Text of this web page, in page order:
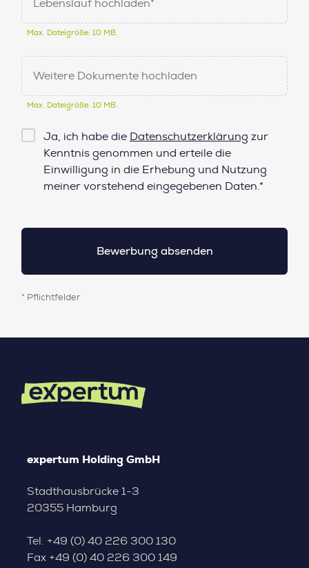
Lebenslauf hochladen*
Max. Dateigröße: 10 MB.
Weitere Dokumente hochladen
Max. Dateigröße: 10 MB.
Checkbox
Datenschutz*
Ja, ich habe die Datenschutzerklärung zur
Kenntnis genommen und erteile die
Einwilligung in die Erhebung und Nutzung
meiner vorstehend eingegebenen Daten.*
* Pflichtfelder
expertum Holding GmbH
Stadthausbrücke 1-3
20355 Hamburg
Tel. +49 (0) 40 226 300 130
Fax +49 (0) 40 226 300 149